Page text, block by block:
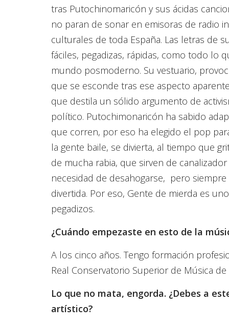
tras Putochinomaricón y sus ácidas
no paran de sonar en emisoras de radio
culturales de toda España. Las letras de
fáciles, pegadizas, rápidas, como todo lo
mundo posmoderno. Su vestuario,
que se esconde tras ese aspecto
que destila un sólido argumento de
político. Putochimonaricón ha sabido
que corren, por eso ha elegido el pop
la gente baile, se divierta, al tiempo que
de mucha rabia, que sirven de
necesidad de desahogarse, pero
divertida. Por eso, Gente de mierda es
pegadizos.
¿Cuándo empezaste en esto de la
A los cinco años. Tengo formación
Real Conservatorio Superior de Música
Lo que no mata, engorda. ¿Debes a
artístico?